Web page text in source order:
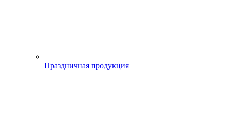
Праздничная продукция